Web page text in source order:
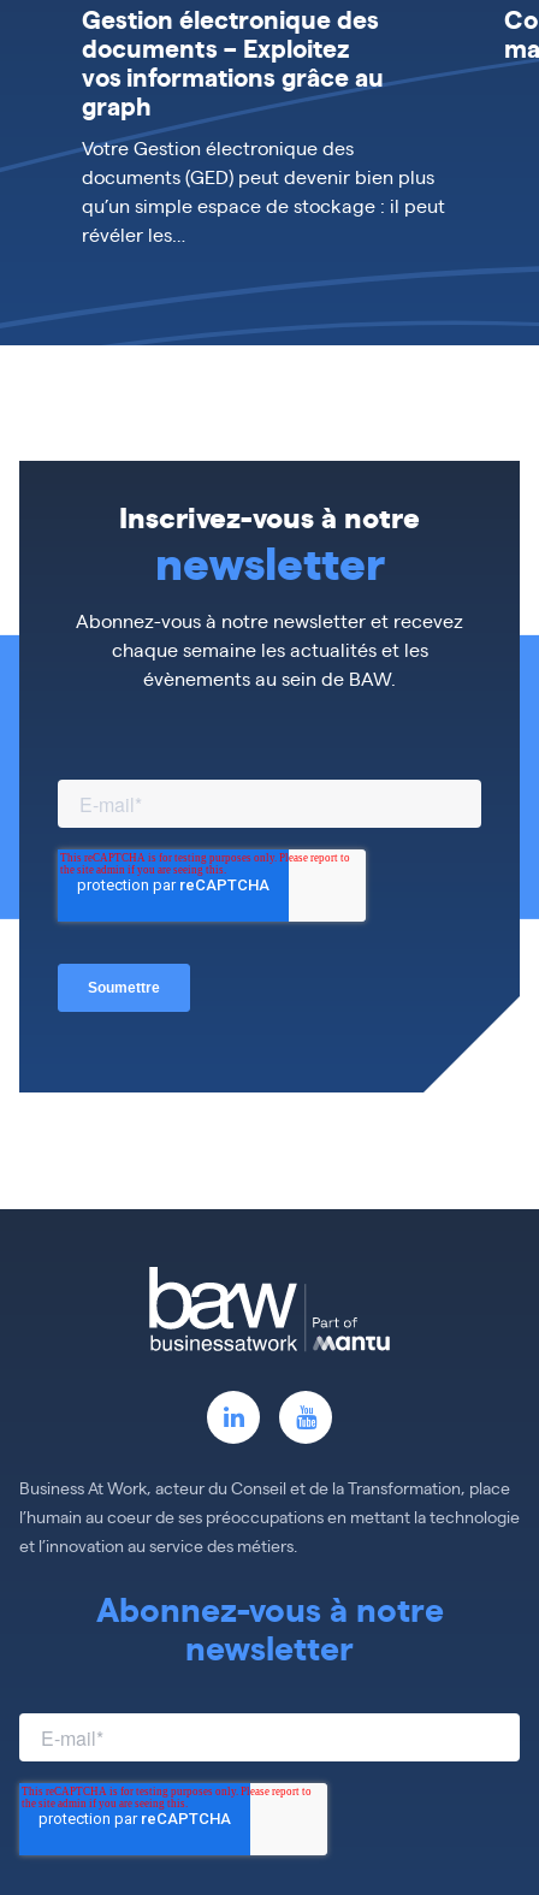
Gestion électronique des
documents – Exploitez
vos informations grâce au
graph
Votre Gestion électronique des
documents (GED) peut devenir bien plus
qu’un simple espace de stockage : il peut
révéler les…
Inscrivez-vous à notre
newsletter
Abonnez-vous à notre newsletter et recevez
chaque semaine les actualités et les
évènements au sein de BAW.
Business At Work, acteur du Conseil et de la Transformation, place
l’humain au coeur de ses préoccupations en mettant la technologie
et l’innovation au service des métiers.
Abonnez-vous à notre
newsletter